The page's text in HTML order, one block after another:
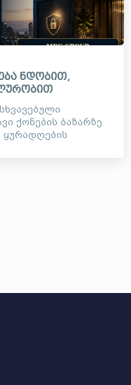
ნდობით,
ქონების ბაზარზე
ყურადღების